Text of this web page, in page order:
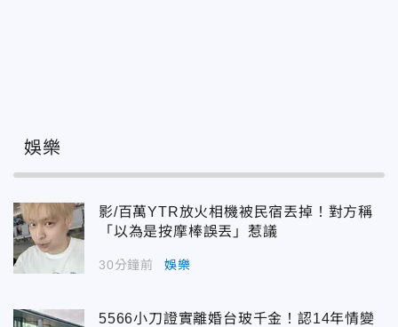
娛樂
影/百萬YTR放火相機被民宿丟掉！對方稱
「以為是按摩棒誤丟」惹議
30分鐘前 娛樂
5566小刀證實離婚台玻千金！認14年情變